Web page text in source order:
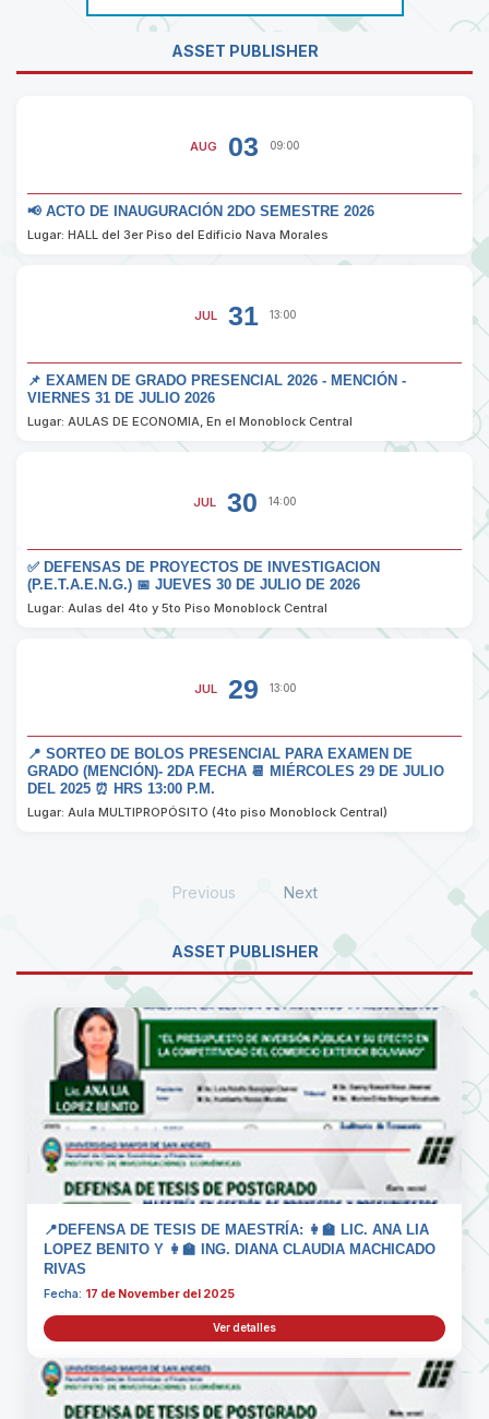
ASSET PUBLISHER
AUG 03 09:00
📢 ACTO DE INAUGURACIÓN 2DO SEMESTRE 2026
Lugar: HALL del 3er Piso del Edificio Nava Morales
JUL 31 13:00
📌 EXAMEN DE GRADO PRESENCIAL 2026 - MENCIÓN -
VIERNES 31 DE JULIO 2026
Lugar: AULAS DE ECONOMIA, En el Monoblock Central
JUL 30 14:00
✅ DEFENSAS DE PROYECTOS DE INVESTIGACION
(P.E.T.A.E.N.G.) 📅 JUEVES 30 DE JULIO DE 2026
Lugar: Aulas del 4to y 5to Piso Monoblock Central
JUL 29 13:00
📍 SORTEO DE BOLOS PRESENCIAL PARA EXAMEN DE
GRADO (MENCIÓN)- 2DA FECHA 📆 MIÉRCOLES 29 DE JULIO
DEL 2025 ⏰ HRS 13:00 P.M.
Lugar: Aula MULTIPROPÓSITO (4to piso Monoblock Central)
Previous Next
ASSET PUBLISHER
📍DEFENSA DE TESIS DE MAESTRÍA: 👩‍🏫 LIC. ANA LIA
LOPEZ BENITO Y 👩‍🏫 ING. DIANA CLAUDIA MACHICADO
RIVAS
Fecha: 17 de November del 2025
Ver detalles